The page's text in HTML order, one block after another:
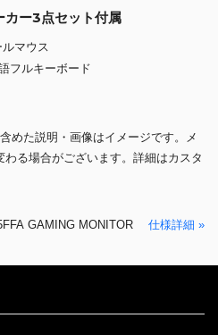
カー3点セット付属
マウス
フルキーボード
めた説明・画像はイメージです。メ
る場合がございます。詳細はカスタ
GAMING MONITOR 仕様詳細 »